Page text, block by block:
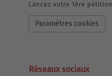
Lancez votre 1ère pétition
Paramètres cookies
Réseaux sociaux